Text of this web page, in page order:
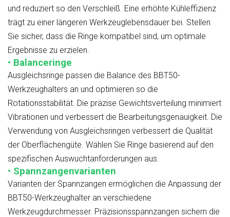
und reduziert so den Verschleiß. Eine erhöhte Kühleffizienz
trägt zu einer längeren Werkzeuglebensdauer bei. Stellen
Sie sicher, dass die Ringe kompatibel sind, um optimale
Ergebnisse zu erzielen.
• Balanceringe
Ausgleichsringe passen die Balance des BBT50-
Werkzeughalters an und optimieren so die
Rotationsstabilität. Die präzise Gewichtsverteilung minimiert
Vibrationen und verbessert die Bearbeitungsgenauigkeit. Die
Verwendung von Ausgleichsringen verbessert die Qualität
der Oberflächengüte. Wählen Sie Ringe basierend auf den
spezifischen Auswuchtanforderungen aus.
• Spannzangenvarianten
Varianten der Spannzangen ermöglichen die Anpassung der
BBT50-Werkzeughalter an verschiedene
Werkzeugdurchmesser. Präzisionsspannzangen sichern die